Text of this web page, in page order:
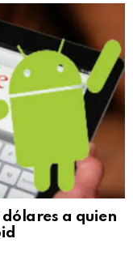
a quien